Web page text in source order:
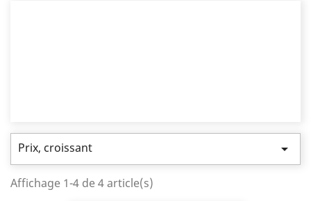
Prix, croissant 
Affichage 1-4 de 4 article(s)